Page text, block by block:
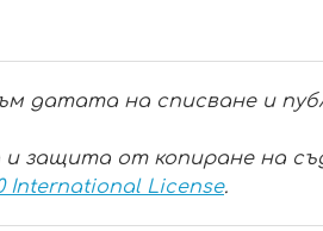
датата на списване и
и защита от копиране на
International License.